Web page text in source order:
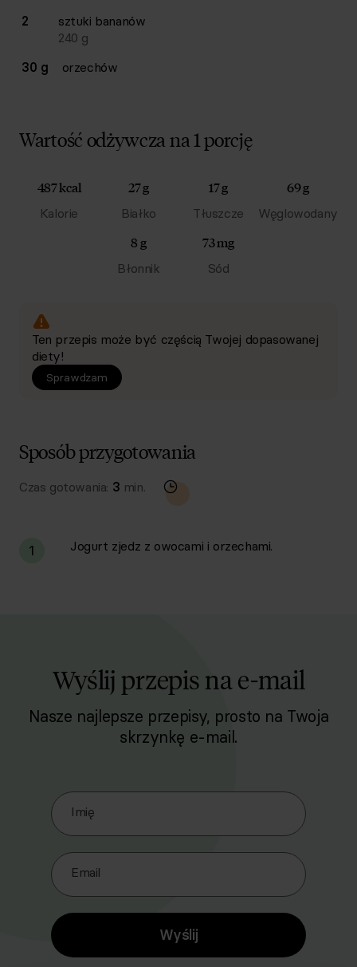
2
sztuki bananów
240 g
30 g
orzechów
Wartość odżywcza na 1 porcję
487 kcal
Kalorie
27 g
Białko
17 g
Tłuszcze
69 g
Węglowodany
8 g
Błonnik
73 mg
Sód
Ten przepis może być częścią Twojej dopasowanej
diety!
Sprawdzam
Sposób przygotowania
Czas gotowania: 3 min.
1 Jogurt zjedz z owocami i orzechami.
Wyślij przepis na e-mail
Nasze najlepsze przepisy, prosto na Twoja
skrzynkę e-mail.
Zapisz się do naszego Newslettera
Imię
Email
Wyślij